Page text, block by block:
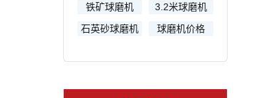
铁矿球磨机
3.2米球磨机
石英砂球磨机
球磨机价格